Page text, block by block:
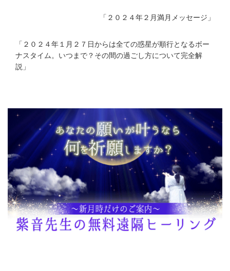
「 ２０２４年２月満月メッセージ 」
「 ２０２４年１月２７日からは全ての惑星が順行となるボー
ナスタイム。いつまで？その間の過ごし方について完全解
説 」